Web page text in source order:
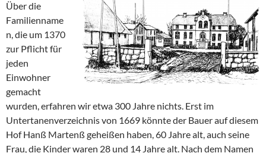
Über die
Familienname
n, die um 1370
zur Pflicht für
jeden
Einwohner
gemacht
wurden, erfahren wir etwa 300 Jahre nichts. Erst im
Untertanenverzeichnis von 1669 könnte der Bauer auf diesem
Hof Hanß Martenß geheißen haben, 60 Jahre alt, auch seine
Frau, die Kinder waren 28 und 14 Jahre alt. Nach dem Namen